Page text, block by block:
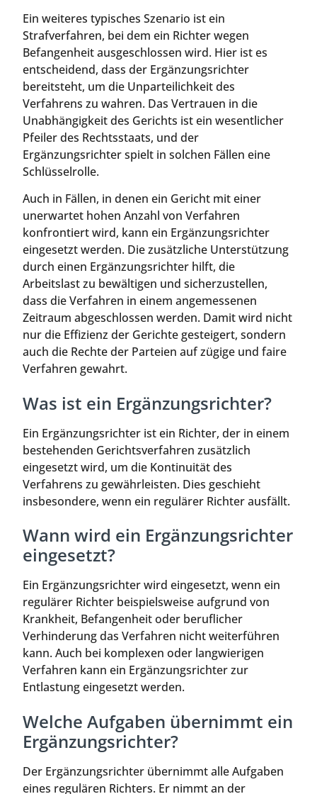
Ein weiteres typisches Szenario ist ein
Strafverfahren, bei dem ein Richter wegen
Befangenheit ausgeschlossen wird. Hier ist es
entscheidend, dass der Ergänzungsrichter
bereitsteht, um die Unparteilichkeit des
Verfahrens zu wahren. Das Vertrauen in die
Unabhängigkeit des Gerichts ist ein wesentlicher
Pfeiler des Rechtsstaats, und der
Ergänzungsrichter spielt in solchen Fällen eine
Schlüsselrolle.
Auch in Fällen, in denen ein Gericht mit einer
unerwartet hohen Anzahl von Verfahren
konfrontiert wird, kann ein Ergänzungsrichter
eingesetzt werden. Die zusätzliche Unterstützung
durch einen Ergänzungsrichter hilft, die
Arbeitslast zu bewältigen und sicherzustellen,
dass die Verfahren in einem angemessenen
Zeitraum abgeschlossen werden. Damit wird nicht
nur die Effizienz der Gerichte gesteigert, sondern
auch die Rechte der Parteien auf zügige und faire
Verfahren gewahrt.
Was ist ein Ergänzungsrichter?
Ein Ergänzungsrichter ist ein Richter, der in einem
bestehenden Gerichtsverfahren zusätzlich
eingesetzt wird, um die Kontinuität des
Verfahrens zu gewährleisten. Dies geschieht
insbesondere, wenn ein regulärer Richter ausfällt.
Wann wird ein Ergänzungsrichter
eingesetzt?
Ein Ergänzungsrichter wird eingesetzt, wenn ein
regulärer Richter beispielsweise aufgrund von
Krankheit, Befangenheit oder beruflicher
Verhinderung das Verfahren nicht weiterführen
kann. Auch bei komplexen oder langwierigen
Verfahren kann ein Ergänzungsrichter zur
Entlastung eingesetzt werden.
Welche Aufgaben übernimmt ein
Ergänzungsrichter?
Der Ergänzungsrichter übernimmt alle Aufgaben
eines regulären Richters. Er nimmt an der